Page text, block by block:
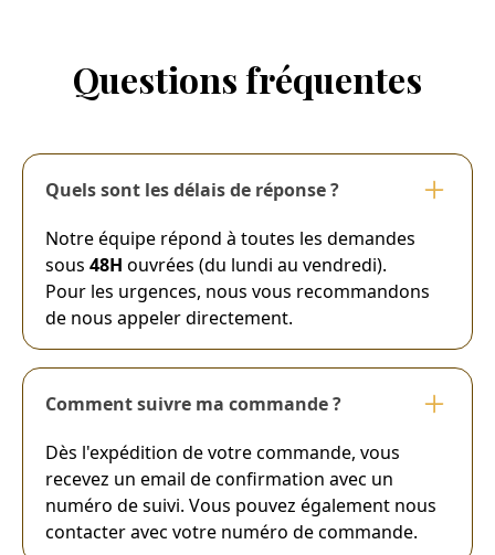
Questions fréquentes
Quels sont les délais de réponse ?
Notre équipe répond à toutes les demandes
sous 48H ouvrées (du lundi au vendredi).
Pour les urgences, nous vous recommandons
de nous appeler directement.
Comment suivre ma commande ?
Dès l'expédition de votre commande, vous
recevez un email de confirmation avec un
numéro de suivi. Vous pouvez également nous
contacter avec votre numéro de commande.